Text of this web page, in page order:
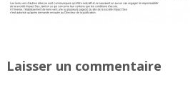
Laisser un commentaire